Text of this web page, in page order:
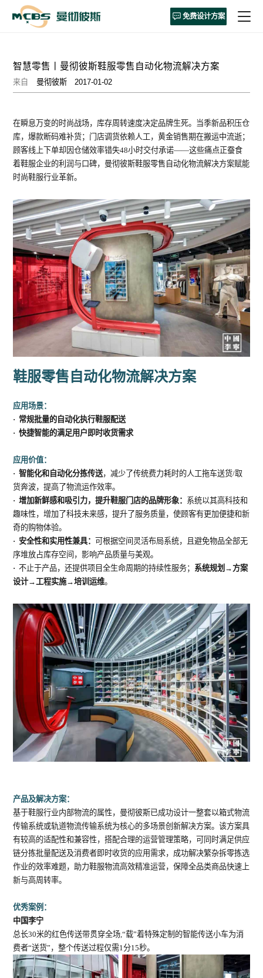
免费设计方案
智慧零售丨曼彻彼斯鞋服零售自动化物流解决方案
来自 曼彻彼斯 2017-01-02
在瞬息万变的时尚战场，库存周转速度决定品牌生死。当季新品积压仓
库，爆款断码难补货；门店调货依赖人工，黄金销售期在搬运中流逝；
顾客线上下单却因仓储效率错失48小时交付承诺——这些痛点正蚕食
着鞋服企业的利润与口碑，曼彻彼斯鞋服零售自动化物流解决方案赋能
时尚鞋服行业革新。
鞋服零售自动化物流解决方案
应用场景：
· 常规批量的自动化执行鞋服配送
· 快捷智能的满足用户即时收货需求
应用价值：
· 智能化和自动化分拣传送，减少了传统费力耗时的人工拖车送货/取
货奔波，提高了物流运作效率。
· 增加新鲜感和吸引力，提升鞋服门店的品牌形象： 系统以其高科技和
趣味性，增加了科技未来感，提升了服务质量，使顾客有更加便捷和新
奇的购物体验。
· 安全性和实用性兼具：
可根据空间灵活布局系统，且避免物品全部无
序堆放占库存空间，影响产品质量与美观。
· 不止于产品，还提供项目全生命周期的持续性服务； 系统规划→方案
设计→工程实施→培训运维。
产品及解决方案：
基于鞋服行业内部物流的属性，曼彻彼斯已成功设计一整套以箱式物流
传输系统或轨道物流传输系统为核心的多场景创新解决方案。该方案具
有较高的适配性和兼容性，搭配合理的运营管理策略，可同时满足供应
链分拣批量配送及消费者即时收货的应用需求，成功解决繁杂拆零拣选
作业的效率难题，助力鞋服物流高效精准运营，保障全品类商品快速上
新与高周转率。
优秀案例：
中国李宁
总长30米的红色传送带贯穿全场,“载”着特殊定制的智能传送小车为消
费者“送货”，整个传送过程仅需1分15秒。